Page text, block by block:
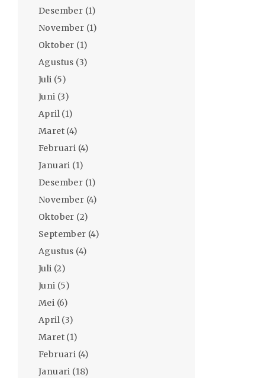
Desember (1)
November (1)
Oktober (1)
Agustus (3)
Juli (5)
Juni (3)
April (1)
Maret (4)
Februari (4)
Januari (1)
Desember (1)
November (4)
Oktober (2)
September (4)
Agustus (4)
Juli (2)
Juni (5)
Mei (6)
April (3)
Maret (1)
Februari (4)
Januari (18)